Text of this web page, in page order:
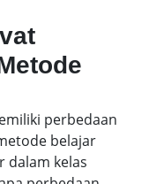
perbedaan
belajar
dalam kelas